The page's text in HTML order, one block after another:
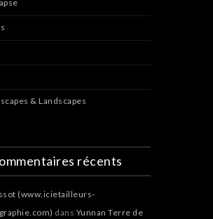
& Landscapes
récents
(www.icietailleurs-
dans Yunnan Terre de